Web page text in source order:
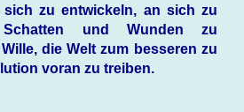
sich zu entwickeln, an sich zu
und Wunden zu
die Welt zum besseren zu
voran zu treiben.